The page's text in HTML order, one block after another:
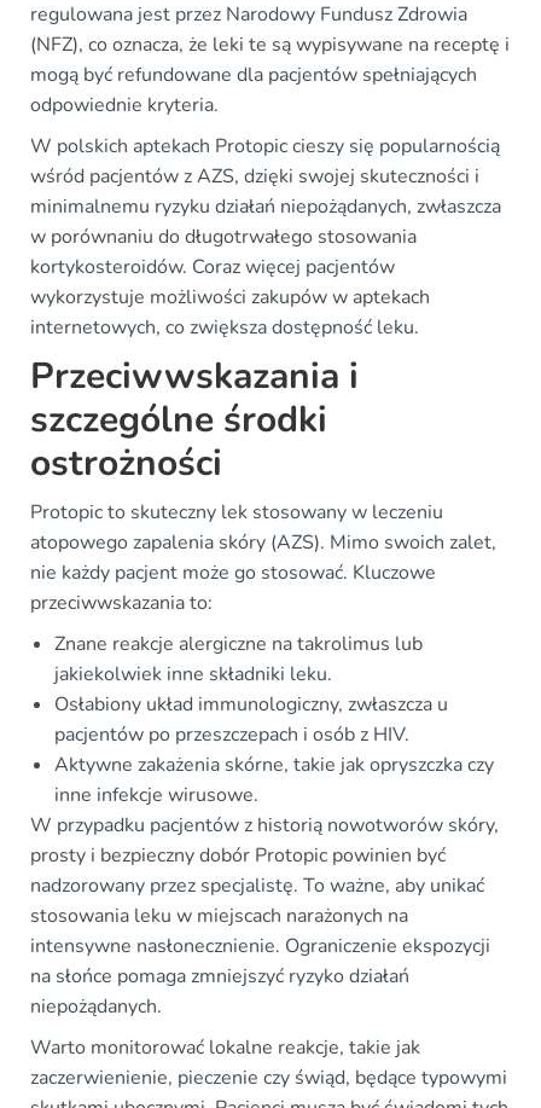
regulowana jest przez Narodowy Fundusz Zdrowia
(NFZ), co oznacza, że leki te są wypisywane na receptę i
mogą być refundowane dla pacjentów spełniających
odpowiednie kryteria.
W polskich aptekach Protopic cieszy się popularnością
wśród pacjentów z AZS, dzięki swojej skuteczności i
minimalnemu ryzyku działań niepożądanych, zwłaszcza
w porównaniu do długotrwałego stosowania
kortykosteroidów. Coraz więcej pacjentów
wykorzystuje możliwości zakupów w aptekach
internetowych, co zwiększa dostępność leku.
Przeciwwskazania i
szczególne środki
ostrożności
Protopic to skuteczny lek stosowany w leczeniu
atopowego zapalenia skóry (AZS). Mimo swoich zalet,
nie każdy pacjent może go stosować. Kluczowe
przeciwwskazania to:
Znane reakcje alergiczne na takrolimus lub
jakiekolwiek inne składniki leku.
Osłabiony układ immunologiczny, zwłaszcza u
pacjentów po przeszczepach i osób z HIV.
Aktywne zakażenia skórne, takie jak opryszczka czy
inne infekcje wirusowe.
W przypadku pacjentów z historią nowotworów skóry,
prosty i bezpieczny dobór Protopic powinien być
nadzorowany przez specjalistę. To ważne, aby unikać
stosowania leku w miejscach narażonych na
intensywne nasłonecznienie. Ograniczenie ekspozycji
na słońce pomaga zmniejszyć ryzyko działań
niepożądanych.
Warto monitorować lokalne reakcje, takie jak
zaczerwienienie, pieczenie czy świąd, będące typowymi